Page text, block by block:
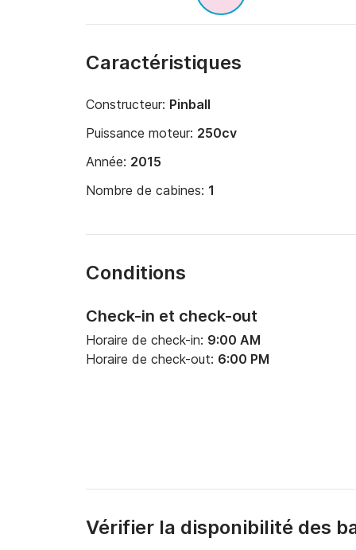
Caractéristiques
Constructeur: Pinball
Puissance moteur: 250cv
Année: 2015
Nombre de cabines: 1
Conditions
Check-in et check-out
Horaire de check-in: 9:00 AM
Horaire de check-out: 6:00 PM
Vérifier la disponibilité des